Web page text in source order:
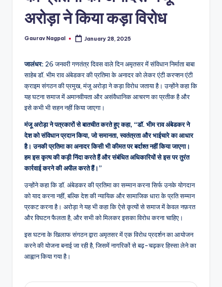
mअरोड़ा ने किया कड़ा विरोध
Posted
Gaurav Nagpal January 28, 2025
जालंधर: 26 जनवरी गणतंत्र दिवस वाले दिन अमृतसर में संविधान निर्माता बाबा
साहेब डॉ. भीम राव अंबेडकर की प्रतिमा के अनादर को लेकर एंटी करप्शन एंटी
क्राइम संगठन की प्रमुख, मंजू अरोड़ा ने कड़ा विरोध जताया है। उन्होंने कहा कि
यह घटना समाज में अमानवीयता और असंवैधानिक आचरण का प्रतीक है और
इसे कभी भी सहन नहीं किया जाएगा।
मंजू अरोड़ा ने पत्रकारों से बातचीत करते हुए कहा, “डॉ. भीम राव अंबेडकर ने
देश को संविधान प्रदान किया, जो समानता, स्वतंत्रता और भाईचारे का आधार
है। उनकी प्रतिमा का अनादर किसी भी कीमत पर बर्दाश्त नहीं किया जाएगा।
हम इस कृत्य की कड़ी निंदा करते हैं और संबंधित अधिकारियों से इस पर तुरंत
कार्रवाई करने की अपील करते हैं।”
उन्होंने कहा कि डॉ. अंबेडकर की प्रतिमा का सम्मान करना सिर्फ उनके योगदान
को याद करना नहीं, बल्कि देश की न्यायिक और सामाजिक धारा के प्रति सम्मान
प्रकट करना है। अरोड़ा ने यह भी कहा कि ऐसे कृत्यों से समाज में केवल नफ़रत
और विघटन फैलता है, और सभी को मिलकर इसका विरोध करना चाहिए।
इस घटना के खिलाफ संगठन द्वारा अमृतसर में एक विरोध प्रदर्शन का आयोजन
करने की योजना बनाई जा रही है, जिसमें नागरिकों से बढ़-चढ़कर हिस्सा लेने का
आह्वान किया गया है।